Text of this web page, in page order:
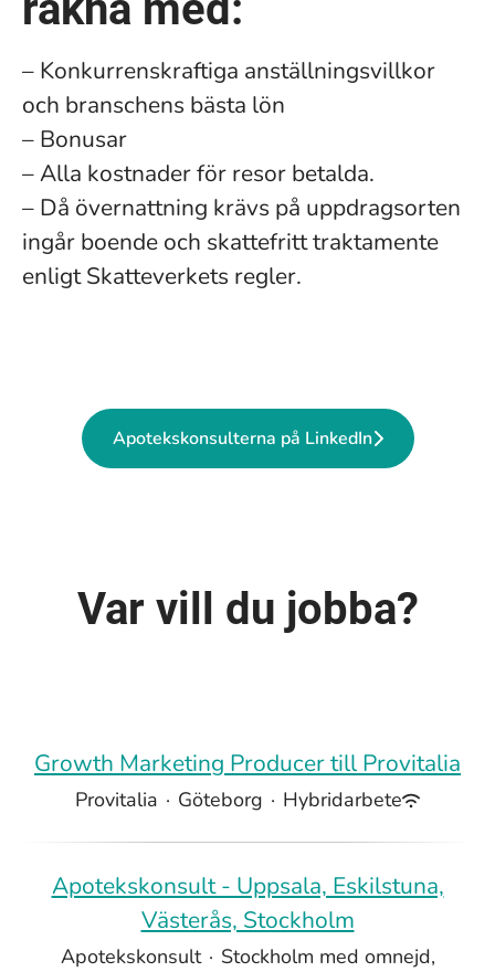
– Konkurrenskraftiga anställningsvillkor
och branschens bästa lön
– Bonusar
– Alla kostnader för resor betalda.
– Då övernattning krävs på uppdragsorten
ingår boende och skattefritt traktamente
enligt Skatteverkets regler.
Apotekskonsulterna på LinkedIn
Var vill du jobba?
Growth Marketing Producer till Provitalia
Provitalia · Göteborg · Hybridarbete
Apotekskonsult - Uppsala, Eskilstuna,
Västerås, Stockholm
Apotekskonsult · Stockholm med omnejd,